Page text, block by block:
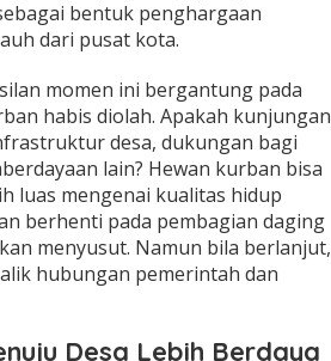
bentuk penghargaan
dari pusat kota.
momen ini bergantung pada
habis diolah. Apakah kunjungan
desa, dukungan bagi
lain? Hewan kurban bisa
luas mengenai kualitas hidup
berhenti pada pembagian daging
menyusut. Namun bila berlanjut,
hubungan pemerintah dan
Desa Lebih Berdaya